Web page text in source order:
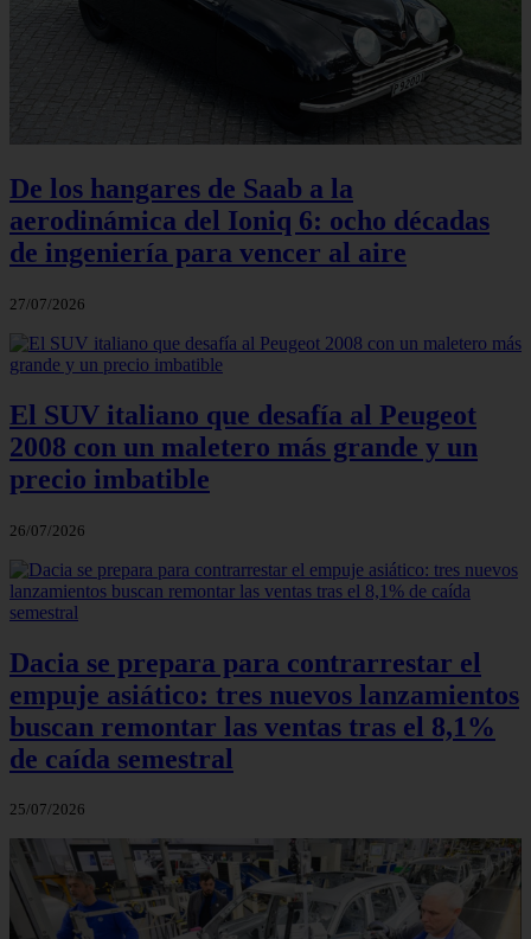
De los hangares de Saab a la
aerodinámica del Ioniq 6: ocho décadas
de ingeniería para vencer al aire
27/07/2026
El SUV italiano que desafía al Peugeot
2008 con un maletero más grande y un
precio imbatible
26/07/2026
Dacia se prepara para contrarrestar el
empuje asiático: tres nuevos lanzamientos
buscan remontar las ventas tras el 8,1%
de caída semestral
25/07/2026